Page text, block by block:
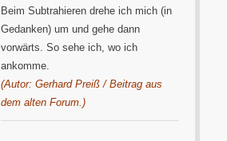
Beim Subtrahieren drehe ich mich (in
Gedanken) um und gehe dann
vorwärts. So sehe ich, wo ich
ankomme.
(Autor: Gerhard Preiß / Beitrag aus
dem alten Forum.)